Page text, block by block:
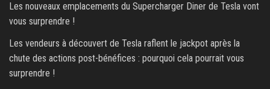
Les nouveaux emplacements du Supercharger Diner de Tesla vont
vous surprendre !
Les vendeurs à découvert de Tesla raflent le jackpot après la
chute des actions post-bénéfices : pourquoi cela pourrait vous
surprendre !